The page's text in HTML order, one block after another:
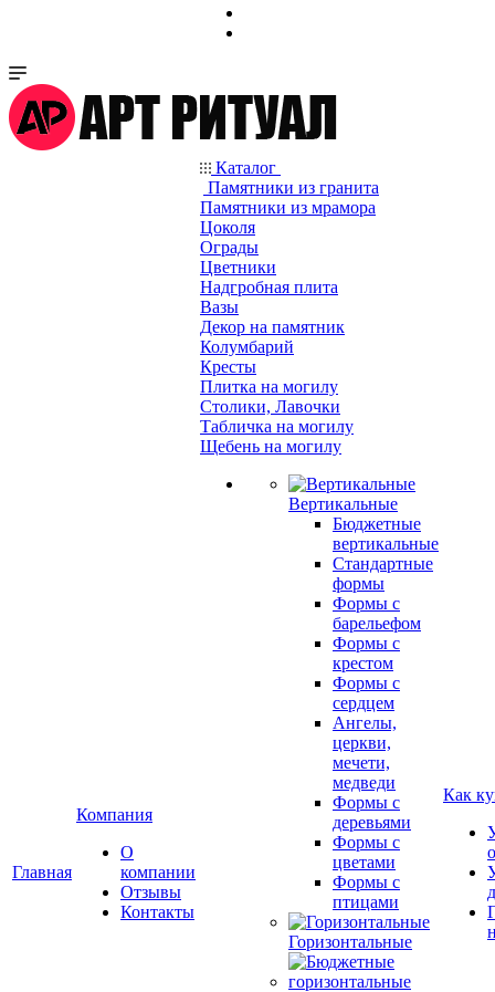
Главная
Компания
О
компании
Отзывы
Контакты
Каталог
Памятники из гранита
Памятники из мрамора
Цоколя
Ограды
Цветники
Надгробная плита
Вазы
Декор на памятник
Колумбарий
Кресты
Плитка на могилу
Столики, Лавочки
Табличка на могилу
Щебень на могилу
Вертикальные
Бюджетные
вертикальные
Стандартные
формы
Формы с
барельефом
Формы с
крестом
Формы с
сердцем
Ангелы,
церкви,
мечети,
медведи
Формы с
деревьями
Формы с
цветами
Формы с
птицами
Горизонтальные
Как